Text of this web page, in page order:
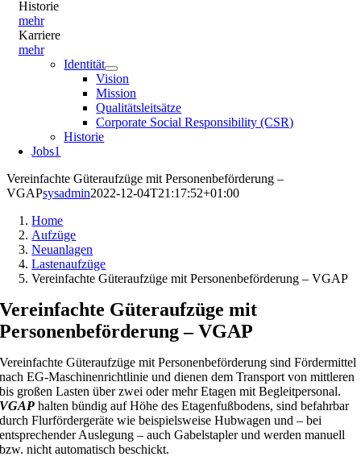
Historie
mehr
Karriere
mehr
Identität
Vision
Mission
Qualitätsleitsätze
Corporate Social Responsibility (CSR)
Historie
Jobs1
Vereinfachte Güteraufzüge mit Personenbeförderung –
VGAPsysadmin2022-12-04T21:17:52+01:00
Home
Aufzüge
Neuanlagen
Lastenaufzüge
Vereinfachte Güteraufzüge mit Personenbeförderung – VGAP
Vereinfachte Güteraufzüge mit
Personenbeförderung – VGAP
Vereinfachte Güteraufzüge mit Personenbeförderung sind Fördermittel
nach EG-Maschinenrichtlinie und dienen dem Transport von mittleren
bis großen Lasten über zwei oder mehr Etagen mit Begleitpersonal.
VGAP halten bündig auf Höhe des Etagenfußbodens, sind befahrbar
durch Flurfördergeräte wie beispielsweise Hubwagen und – bei
entsprechender Auslegung – auch Gabelstapler und werden manuell
bzw. nicht automatisch beschickt.